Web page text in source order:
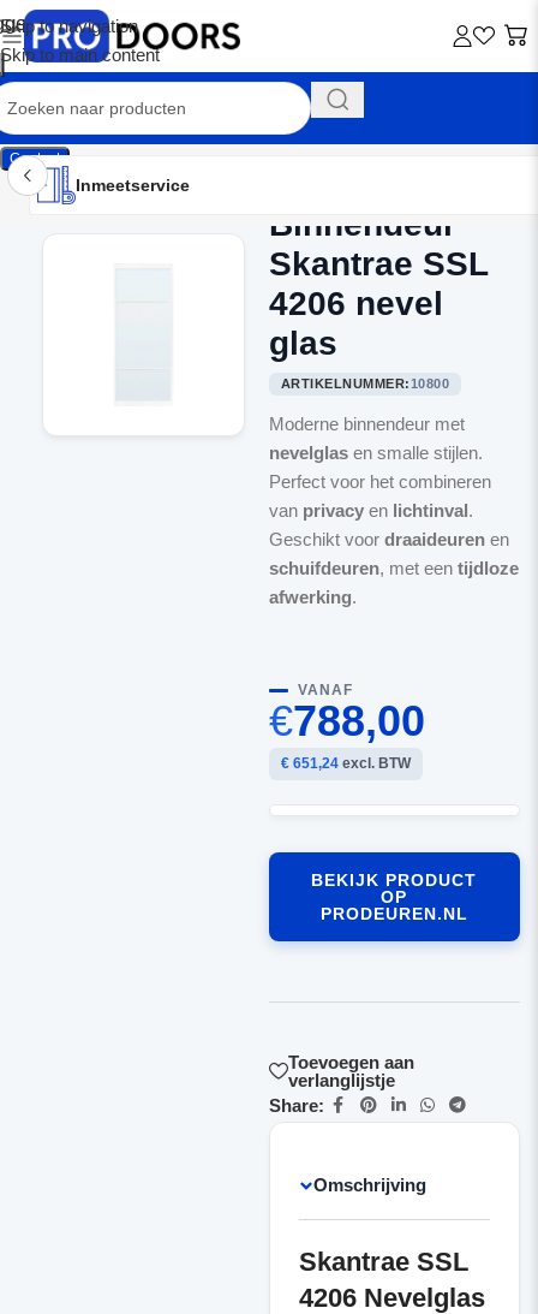
Skip to navigation
Skip to main content
Contact
Inmeetservice
Montageservice
Advies op maat
Showroom
Inmeetservice
Binnendeur
Skantrae SSL
4206 nevel
glas
ARTIKELNUMMER:10800
Moderne binnendeur met
nevelglasen smalle stijlen.
Perfect voor het combineren
van privacyen lichtinval.
Geschikt voor draaideurenen
schuifdeuren, met een tijdloze
afwerking.
VANAF
€788,00
€ 651,24excl. BTW
BEKIJK PRODUCT
OP
PRODEUREN.NL
Toevoegen aan
verlanglijstje
Share:
Omschrijving
Skantrae SSL
4206 Nevelglas